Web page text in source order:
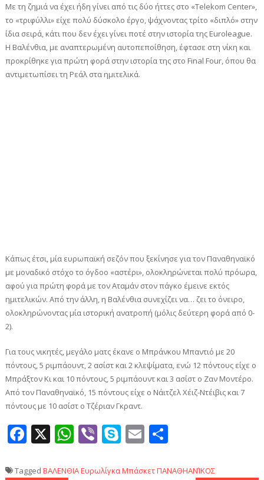
Με τη ζημιά να έχει ήδη γίνει από τις δύο ήττες στο «Telekom Center»,
το «τριφύλλι» είχε πολύ δύσκολο έργο, ψάχνοντας τρίτο «διπλό» στην
ίδια σειρά, κάτι που δεν έχει γίνει ποτέ στην ιστορία της Euroleague.
Η Βαλένθια, με αναπτερωμένη αυτοπεποίθηση, έφτασε στη νίκη και
προκρίθηκε για πρώτη φορά στην ιστορία της στο Final Four, όπου θα
αντιμετωπίσει τη Ρεάλ στα ημιτελικά.
Κάπως έτσι, μία ευρωπαϊκή σεζόν που ξεκίνησε για τον Παναθηναϊκό
με μοναδικό στόχο το όγδοο «αστέρι», ολοκληρώνεται πολύ πρόωρα,
αφού για πρώτη φορά με τον Αταμάν στον πάγκο έμεινε εκτός
ημιτελικών. Από την άλλη, η Βαλένθια συνεχίζει να… ζει το όνειρο,
ολοκληρώνοντας μία ιστορική ανατροπή (μόλις δεύτερη φορά από 0-
2).
Για τους νικητές, μεγάλο ματς έκανε ο Μπράνκου Μπαντιό με 20
πόντους, 5 ριμπάουντ, 2 ασίστ και 2 κλεψίματα, ενώ 12 πόντους είχε ο
Μπράξτον Κι και 10 πόντους, 5 ριμπάουντ και 3 ασίστ ο Ζαν Μοντέρο.
Από τον Παναθηναϊκό, 15 πόντους είχε ο Νάιτζελ Χέιζ-Ντέιβις και 7
πόντους με 10 ασίστ ο Τζέριαν Γκραντ.
Facebook
X WhatsApp
ViberSkype
Email
Tagged ΒΑΛΕΝΘΙΑΕυρωλίγκαΜπάσκετΠΑΝΑΘΗΑΝΊΚΟΣ